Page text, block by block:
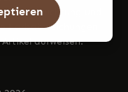
Beleuchtung und
Farbabweichungen
aufweisen.